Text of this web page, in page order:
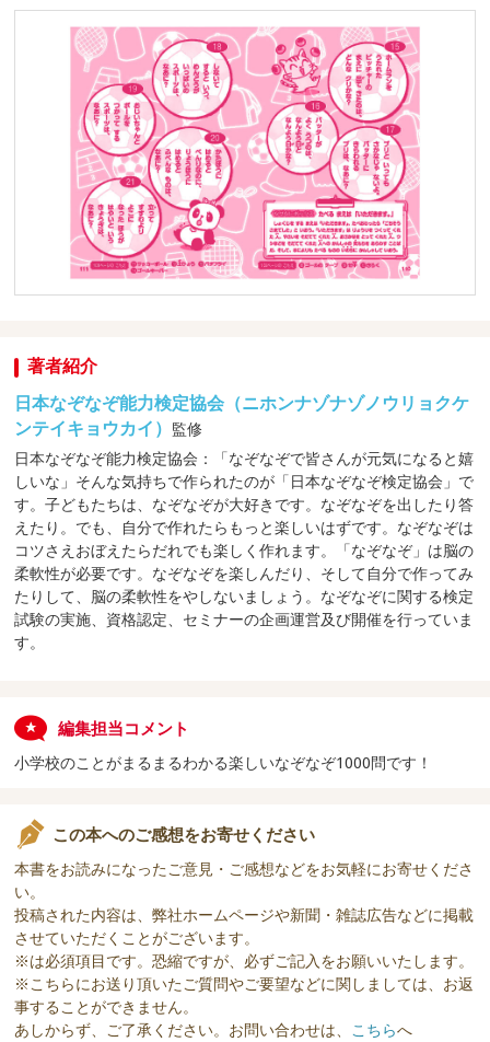
著者紹介
日本なぞなぞ能力検定協会（ニホンナゾナゾノウリョクケ
ンテイキョウカイ） 監修
日本なぞなぞ能力検定協会：「なぞなぞで皆さんが元気になると嬉
しいな」そんな気持ちで作られたのが「日本なぞなぞ検定協会」で
す。子どもたちは、なぞなぞが大好きです。なぞなぞを出したり答
えたり。でも、自分で作れたらもっと楽しいはずです。なぞなぞは
コツさえおぼえたらだれでも楽しく作れます。「なぞなぞ」は脳の
柔軟性が必要です。なぞなぞを楽しんだり、そして自分で作ってみ
たりして、脳の柔軟性をやしないましょう。なぞなぞに関する検定
試験の実施、資格認定、セミナーの企画運営及び開催を行っていま
す。
編集担当コメント
小学校のことがまるまるわかる楽しいなぞなぞ1000問です！
この本へのご感想をお寄せください
本書をお読みになったご意見・ご感想などをお気軽にお寄せくださ
い。
投稿された内容は、弊社ホームページや新聞・雑誌広告などに掲載
させていただくことがございます。
※は必須項目です。恐縮ですが、必ずご記入をお願いいたします。
※こちらにお送り頂いたご質問やご要望などに関しましては、お返
事することができません。
あしからず、ご了承ください。お問い合わせは、 こちらへ